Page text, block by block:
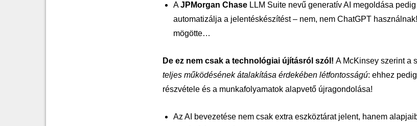
AJPMorgan ChaseLLM Suite nevű generatív AI megoldása
automatizálja a jelentéskészítést – nem, nem ChatGPT
mögötte…
De ez nem csak a technológiai újításról szól! A McKinsey szerint a
teljes működésének átalakítása érdekében létfontosságú: ehhez
részvétele és a munkafolyamatok alapvető újragondolása!
Az AI bevezetése nem csak extra eszköztárat jelent, hanem